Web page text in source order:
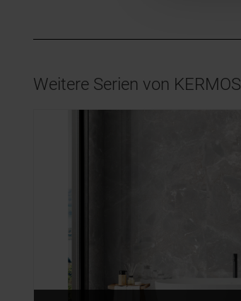
Weitere Serien von KERMOS